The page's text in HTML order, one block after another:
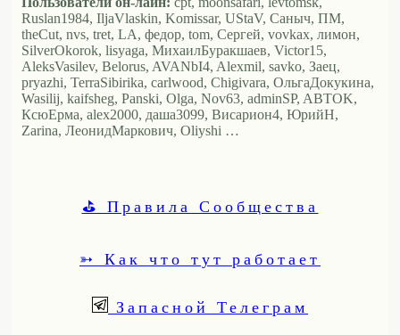
Ruslan1984, IljaVlaskin, Komissar, UStaV, Саныч, ПМ,
theCut, nvs, tret, LA, федор, tom, Сергей, vovkax, лимон,
SilverOkorok, lisyaga, МихаилБуракшаев, Victor15,
AleksVasilev, Belorus, AVANbI4, Alexmil, savko, Заец,
pryazhi, TerraSibirika, carlwood, Chigivara, ОльгаДокукина,
Wasilij, kaifsheg, Panski, Olga, Nov63, adminSP, ABTOK,
КсюЕрма, alex2000, даша3099, Висариoн4, ЮрийН,
Zarina, ЛеонидМаркович, Oliyshi …
⛳ Правила Сообщества
➳ Как что тут работает
Запасной Телеграм